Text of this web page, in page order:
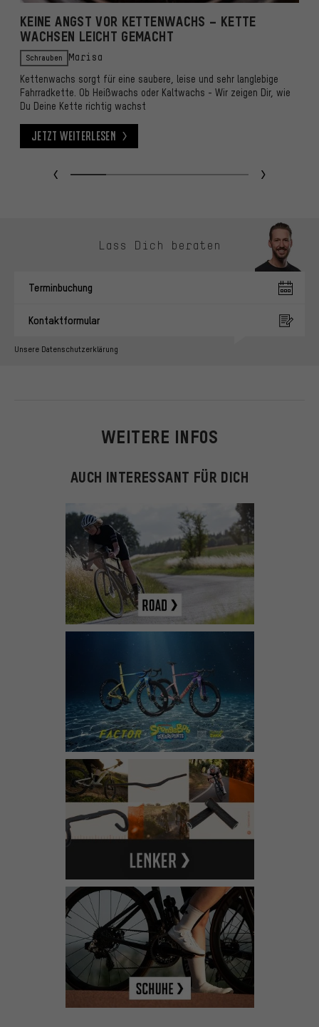
KEINE ANGST VOR KETTENWACHS – KETTE
WACHSEN LEICHT GEMACHT
Schrauben Marisa
Kettenwachs sorgt für eine saubere, leise und sehr langlebige
Fahrradkette. Ob Heißwachs oder Kaltwachs - Wir zeigen Dir, wie
Du Deine Kette richtig wachst
Jetzt weiterlesen
Lass Dich beraten
Terminbuchung
Kontaktformular
Unsere Datenschutzerklärung
WEITERE INFOS
AUCH INTERESSANT FÜR DICH